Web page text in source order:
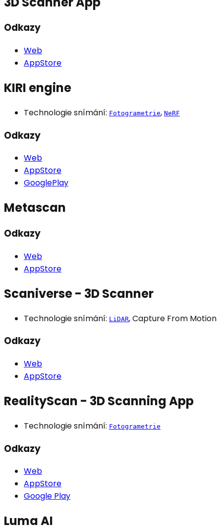
Odkazy
Web
AppStore
KIRI engine
Technologie snímání: Fotogrametrie, NeRF
Odkazy
Web
AppStore
GooglePlay
Metascan
Odkazy
Web
AppStore
Scaniverse - 3D Scanner
Technologie snímání: LiDAR, Capture From Motion
Odkazy
Web
AppStore
RealityScan - 3D Scanning App
Technologie snímání: Fotogrametrie
Odkazy
Web
AppStore
Google Play
Luma AI